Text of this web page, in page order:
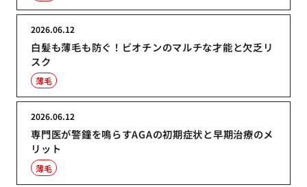
白髪も薄毛も防ぐ！ビオチンのマルチな才能と欠乏リ
スク
2026.06.12
薄毛
専門医が警鐘を鳴らすAGAの初期症状と早期治療のメ
リット
2026.06.12
薄毛